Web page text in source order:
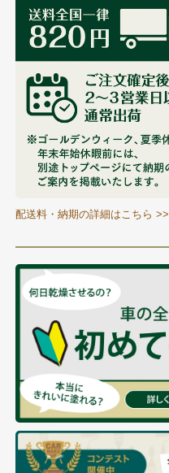
配送料・納期の詳細はこちら >>